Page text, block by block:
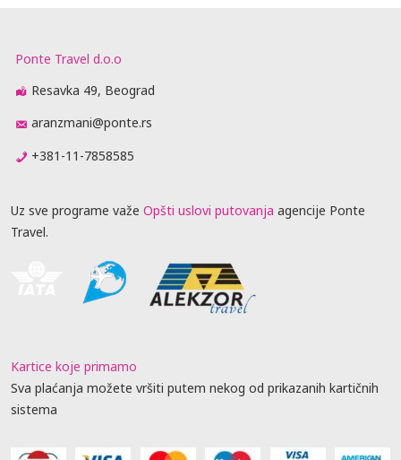
Ponte Travel d.o.o
Resavka 49, Beograd
aranzmani@ponte.rs
+381-11-7858585
Uz sve programe važe Opšti uslovi putovanja agencije Ponte
Travel.
Kartice koje primamo
Sva plaćanja možete vršiti putem nekog od prikazanih kartičnih
sistema